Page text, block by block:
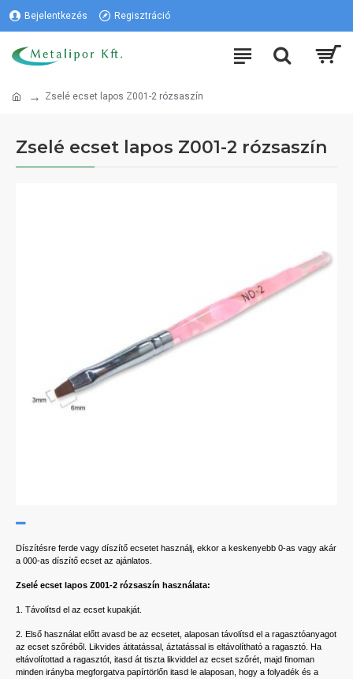
Bejelentkezés Regisztráció
Zselé ecset lapos Z001-2 rózsaszín
Zselé ecset lapos Z001-2 rózsaszín
Díszítésre ferde vagy díszítő ecsetet használj, ekkor a keskenyebb 0-as vagy akár
a 000-as díszítő ecset az ajánlatos.
Zselé ecset lapos Z001-2 rózsaszín használata:
1. Távolítsd el az ecset kupakját.
2. Első használat előtt avasd be az ecsetet, alaposan távolítsd el a ragasztóanyagot
az ecset szőréből. Likvides átitatással, áztatással is eltávolítható a ragasztó. Ha
eltávolítottad a ragasztót, itasd át tiszta likviddel az ecset szőrét, majd finoman
minden irányba megforgatva papírtörlőn itasd le alaposan, hogy a folyadék és a